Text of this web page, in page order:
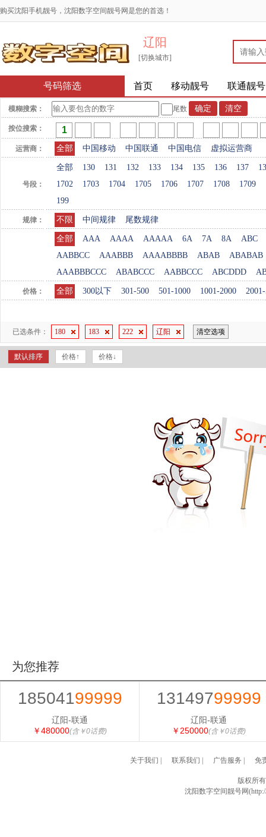
购买沈阳手机靓号，沈阳数字空间靓号网是您的首选！
辽阳
[切换城市]
号码筛选 首页 移动靓号 联通靓号
模糊搜索： 尾数
按位搜索：
运营商： 全部 中国移动 中国联通 中国电信 虚拟运营商
号段：
全部 130 131 132 133 134 135 136 137
1702
1703 1704 1705 1706 1707 1708 1709
199
规律： 不限 中间规律 尾数规律
全部 AAA AAAA AAAAA 6A 7A 8A
ABC
AABBCC
AAABBB AAAABBBB ABAB
ABABAB
AAABBBCCC
ABABCCC AABBCCC ABCDDD
价格： 全部 300以下 301-500 501-1000 1001-2000
已选条件： 180 183 222 辽阳 清空选项
默认排序 价格↑ 价格↓
为您推荐
18504199999
辽阳-联通
￥480000(含￥0话费)
13149799999
辽阳-联通
￥250000(含￥0话费)
关于我们 联系我们 广告服务 免
版权所
沈阳数字空间靓号网